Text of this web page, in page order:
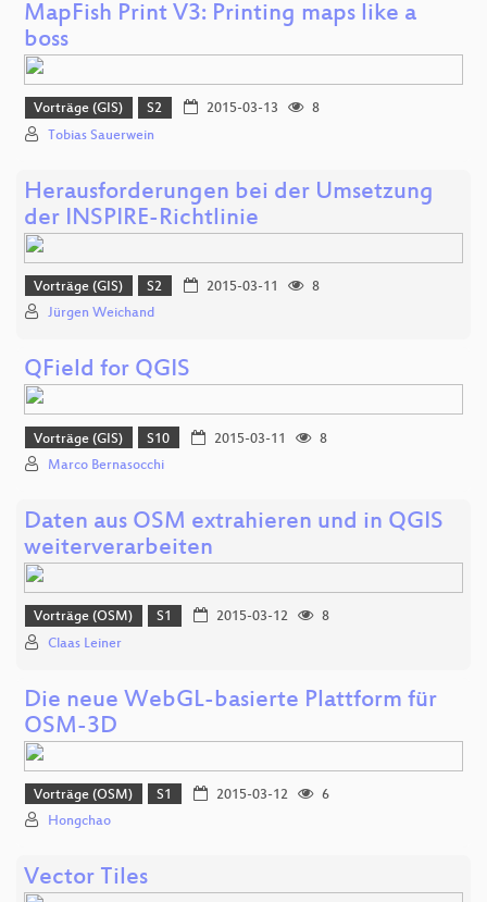
MapFish Print V3: Printing maps like a
boss
Vorträge (GIS) S2 2015-03-13
8
Tobias Sauerwein
Herausforderungen bei der Umsetzung
der INSPIRE-Richtlinie
Vorträge (GIS) S2 2015-03-11
8
Jürgen Weichand
QField for QGIS
Vorträge (GIS) S10 2015-03-11
8
Marco Bernasocchi
Daten aus OSM extrahieren und in QGIS
weiterverarbeiten
Vorträge (OSM) S1 2015-03-12
8
Claas Leiner
Die neue WebGL-basierte Plattform für
OSM-3D
Vorträge (OSM) S1 2015-03-12
6
Hongchao
Vector Tiles